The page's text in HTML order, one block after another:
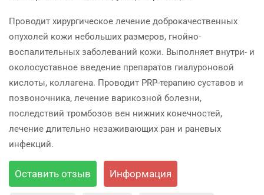
Проводит хирургическое лечение доброкачественных
опухолей кожи небольших размеров, гнойно-
воспалительных заболеваний кожи. Выполняет внутри- и
околосуставное введение препаратов гиалуроновой
кислоты, коллагена. Проводит PRP-терапию суставов и
позвоночника, лечение варикозной болезни,
последствий тромбозов вен нижних конечностей,
лечение длительно незаживающих ран и раневых
инфекций.
Оставить отзыв Информация